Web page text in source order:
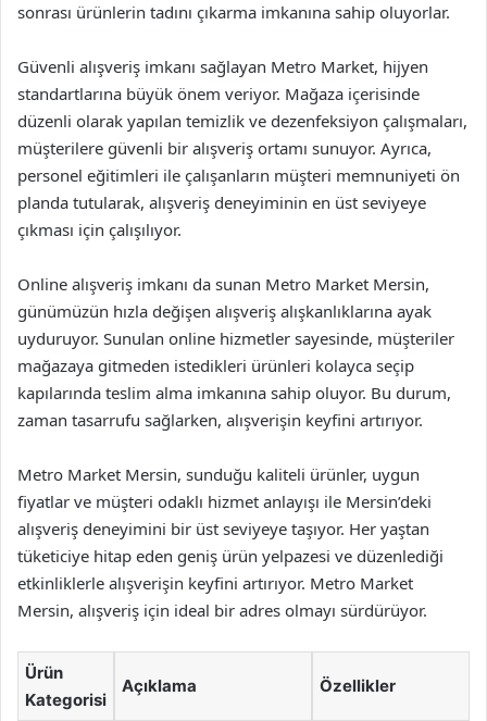
sonrası ürünlerin tadını çıkarma imkanına sahip oluyorlar.
Güvenli alışveriş imkanı sağlayan Metro Market, hijyen
standartlarına büyük önem veriyor. Mağaza içerisinde
düzenli olarak yapılan temizlik ve dezenfeksiyon çalışmaları,
müşterilere güvenli bir alışveriş ortamı sunuyor. Ayrıca,
personel eğitimleri ile çalışanların müşteri memnuniyeti ön
planda tutularak, alışveriş deneyiminin en üst seviyeye
çıkması için çalışılıyor.
Online alışveriş imkanı da sunan Metro Market Mersin,
günümüzün hızla değişen alışveriş alışkanlıklarına ayak
uyduruyor. Sunulan online hizmetler sayesinde, müşteriler
mağazaya gitmeden istedikleri ürünleri kolayca seçip
kapılarında teslim alma imkanına sahip oluyor. Bu durum,
zaman tasarrufu sağlarken, alışverişin keyfini artırıyor.
Metro Market Mersin, sunduğu kaliteli ürünler, uygun
fiyatlar ve müşteri odaklı hizmet anlayışı ile Mersin’deki
alışveriş deneyimini bir üst seviyeye taşıyor. Her yaştan
tüketiciye hitap eden geniş ürün yelpazesi ve düzenlediği
etkinliklerle alışverişin keyfini artırıyor. Metro Market
Mersin, alışveriş için ideal bir adres olmayı sürdürüyor.
Ürün
Kategorisi
Açıklama Özellikler